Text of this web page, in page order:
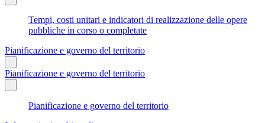
Tempi, costi unitari e indicatori di realizzazione delle opere
pubbliche in corso o completate
Pianificazione e governo del territorio
Pianificazione e governo del territorio
Pianificazione e governo del territorio